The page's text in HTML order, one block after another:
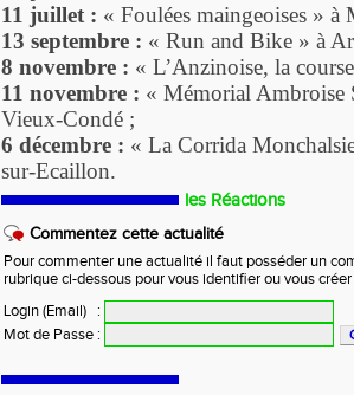
11 juillet : « Foulées maingeoises »
13 septembre : « Run and Bike » à
8 novembre : « L’Anzinoise, la
11 novembre : « Mémorial Ambroise
Vieux-Condé ;
6 décembre : « La Corrida
sur-Ecaillon.
les Réactions
Commentez cette actualité
Pour commenter une actualité il faut posséder un
rubrique ci-dessous pour vous identifier ou vous
Login (Email)
:
Mot de Passe :